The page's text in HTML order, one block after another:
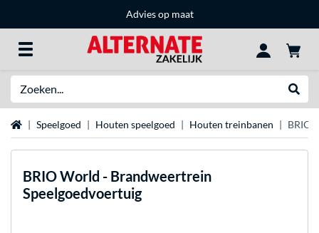
Advies op maat
HomeSpeelgoed Houten speelgoed Houten treinbanen BRIO
BRIOWorld - Brandweertrein
Speelgoedvoertuig